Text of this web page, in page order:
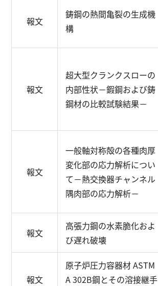
報文
鋳鋼の熱間亀裂の生成機
構
報文
超大型クランクスローの
内部性状－鍜鋼および鋳
鋼材の比較試験結果－
報文
一般軸対称殻の各種肉厚
変化部の応力解析につい
て－熱交換器チャンネル
隅肉部の応力解析－
報文
高張力鋼の水素脆化およ
び遅れ破壊
報文
原子炉圧力容器材 ASTM
A 302B鋼とその溶接継手